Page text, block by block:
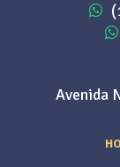
Avenida